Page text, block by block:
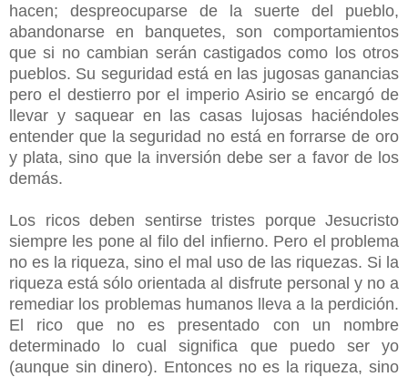
hacen; despreocuparse de la suerte del pueblo,
abandonarse en banquetes, son comportamientos
que si no cambian serán castigados como los otros
pueblos. Su seguridad está en las jugosas ganancias
pero el destierro por el imperio Asirio se encargó de
llevar y saquear en las casas lujosas haciéndoles
entender que la seguridad no está en forrarse de oro
y plata, sino que la inversión debe ser a favor de los
demás.
Los ricos deben sentirse tristes porque Jesucristo
siempre les pone al filo del infierno. Pero el problema
no es la riqueza, sino el mal uso de las riquezas. Si la
riqueza está sólo orientada al disfrute personal y no a
remediar los problemas humanos lleva a la perdición.
El rico que no es presentado con un nombre
determinado lo cual significa que puedo ser yo
(aunque sin dinero). Entonces no es la riqueza, sino